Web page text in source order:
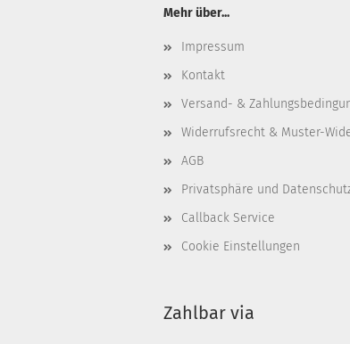
Mehr über...
Impressum
Kontakt
Versand- &
Widerrufsrecht & Muster-
AGB
Privatsphäre und
Callback Service
Cookie Einstellungen
Zahlbar via